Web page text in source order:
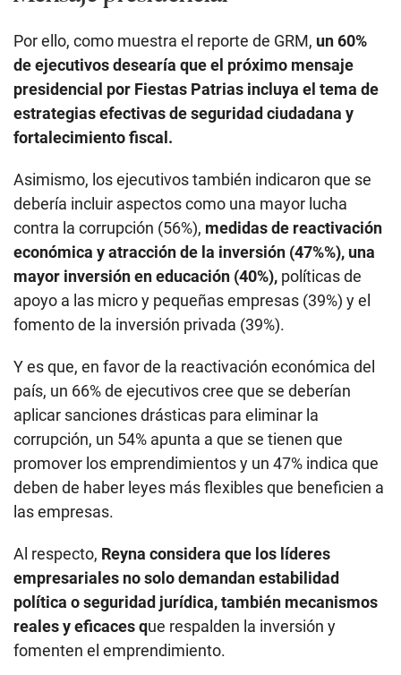
Por ello, como muestra el reporte de GRM, un 60%
de ejecutivos desearía que el próximo mensaje
presidencial por Fiestas Patrias incluya el tema de
estrategias efectivas de seguridad ciudadana y
fortalecimiento fiscal.
Asimismo, los ejecutivos también indicaron que se
debería incluir aspectos como una mayor lucha
contra la corrupción (56%), medidas de reactivación
económica y atracción de la inversión (47%%), una
mayor inversión en educación (40%), políticas de
apoyo a las micro y pequeñas empresas (39%) y el
fomento de la inversión privada (39%).
Y es que, en favor de la reactivación económica del
país, un 66% de ejecutivos cree que se deberían
aplicar sanciones drásticas para eliminar la
corrupción, un 54% apunta a que se tienen que
promover los emprendimientos y un 47% indica que
deben de haber leyes más flexibles que beneficien a
las empresas.
Al respecto, Reyna considera que los líderes
empresariales no solo demandan estabilidad
política o seguridad jurídica, también mecanismos
reales y eficaces que respalden la inversión y
fomenten el emprendimiento.